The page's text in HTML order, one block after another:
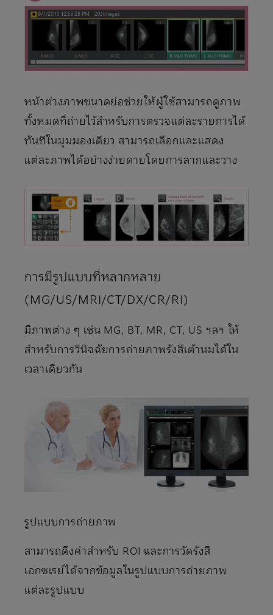
หน้าต่างภาพขนาดย่อช่วยให้ผู้ใช้สามารถดูภาพ
ทั้งหมดที่ถ่ายไว้สําหรับการตรวจแต่ละรายการได้
ทันทีในมุมมองเดียว สามารถเลือกและแสดง
แต่ละภาพได้อย่างง่ายดายโดยการลากและวาง
การมีรูปแบบที่หลากหลาย
(MG/US/MRI/CT/DX/CR/RI)
มีภาพต่าง ๆ เช่น MG, BT, MR, CT, US ฯลฯ ให้
สําหรับการวินิจฉัยการถ่ายภาพรังสีเต้านมได้ใน
เวลาเดียวกัน
รูปแบบการถ่ายภาพ
สามารถดึงค่าสําหรับ ROI และการวัดรังสี
เอกซเรย์ได้จากข้อมูลในรูปแบบการถ่ายภาพ
แต่ละรูปแบบ